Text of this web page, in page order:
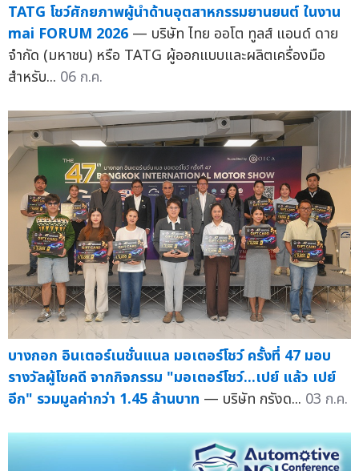
TATG โชว์ศักยภาพผู้นำด้านอุตสาหกรรมยานยนต์ ในงาน
mai FORUM 2026 — บริษัท ไทย ออโต ทูลส์ แอนด์ ดาย
จำกัด (มหาชน) หรือ TATG ผู้ออกแบบและผลิตเครื่องมือ
สำหรับ... 06 ก.ค.
บางกอก อินเตอร์เนชั่นแนล มอเตอร์โชว์ ครั้งที่ 47 มอบ
รางวัลผู้โชคดี จากกิจกรรม "มอเตอร์โชว์...เปย์ แล้ว เปย์
อีก" รวมมูลค่ากว่า 1.45 ล้านบาท — บริษัท กรังด... 03 ก.ค.